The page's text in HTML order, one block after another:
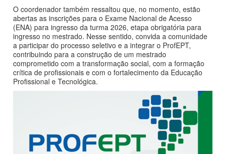
O coordenador também ressaltou que, no momento, estão
abertas as inscrições para o Exame Nacional de Acesso
(ENA) para ingresso da turma 2026, etapa obrigatória para
ingresso no mestrado. Nesse sentido, convida a comunidade
a participar do processo seletivo e a integrar o ProfEPT,
contribuindo para a construção de um mestrado
comprometido com a transformação social, com a formação
crítica de profissionais e com o fortalecimento da Educação
Profissional e Tecnológica.